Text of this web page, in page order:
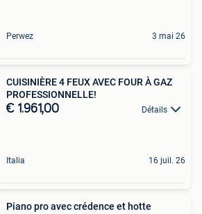
Perwez 3 mai 26
CUISINIÈRE 4 FEUX AVEC FOUR À GAZ
PROFESSIONNELLE!
€ 1.961,00 Détails
Italia 16 juil. 26
Piano pro avec crédence et hotte